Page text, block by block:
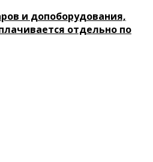
и допоборудования,
отдельно по